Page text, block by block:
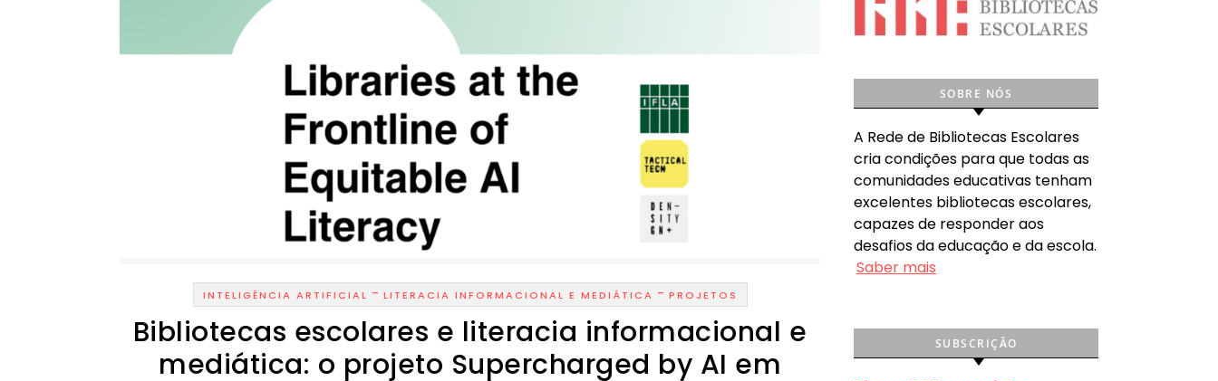
INTELIGÊNCIA ARTIFICIAL - LITERACIA INFORMACIONAL E MEDIÁTICA - PROJETOS
Bibliotecas escolares e literacia informacional e
mediática: o projeto Supercharged by AI em
SOBRE NÓS
A Rede de Bibliotecas Escolares
cria condições para que todas as
comunidades educativas tenham
excelentes bibliotecas escolares,
capazes de responder aos
desafios da educação e da escola.
Saber mais
SUBSCRIÇÃO